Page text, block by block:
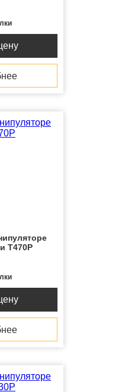
T470P